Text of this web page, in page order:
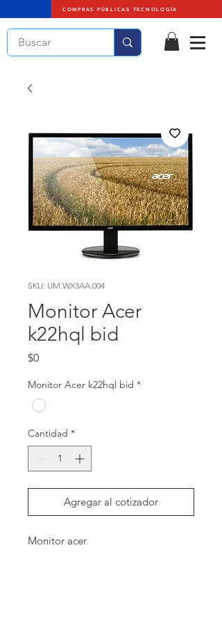
COMPRAS PÚBLICAS TECNOLOGÍA
SKU: UM.WX3AA.004
Monitor Acer
k22hql bid
$0Precio
Monitor Acer k22hql bid *
Cantidad *
Agregar al cotizador
Monitor acer